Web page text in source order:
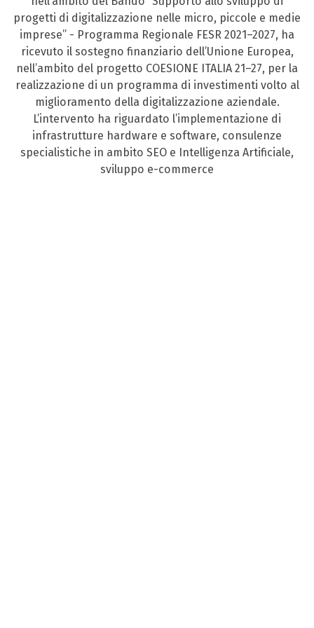
progetti di digitalizzazione nelle micro, piccole e medie
imprese” - Programma Regionale FESR 2021–2027, ha
ricevuto il sostegno finanziario dell’Unione Europea,
nell’ambito del progetto COESIONE ITALIA 21–27, per la
realizzazione di un programma di investimenti volto al
miglioramento della digitalizzazione aziendale.
L’intervento ha riguardato l’implementazione di
infrastrutture hardware e software, consulenze
specialistiche in ambito SEO e Intelligenza Artificiale,
sviluppo e-commerce